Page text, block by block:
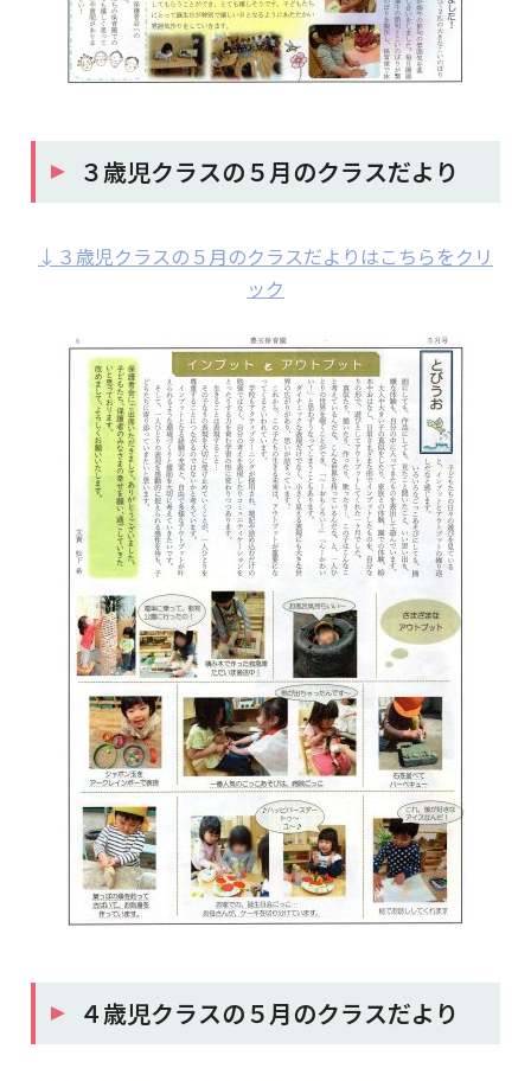
３歳児クラスの５月のクラスだより
↓３歳児クラスの５月のクラスだよりはこちらをクリ
ック
４歳児クラスの５月のクラスだより